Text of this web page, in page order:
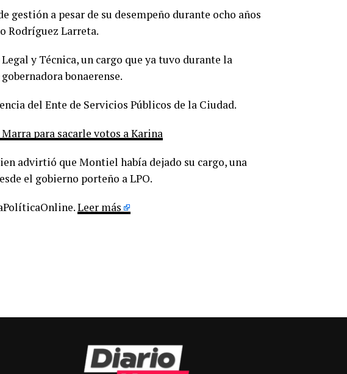
a pesar de su desempeño durante ocho años
Rodríguez Larreta.
y Técnica, un cargo que ya tuvo durante la
bonaerense.
del Ente de Servicios Públicos de la Ciudad.
para sacarle votos a Karina
advirtió que Montiel había dejado su cargo, una
el gobierno porteño a LPO.
Leer más